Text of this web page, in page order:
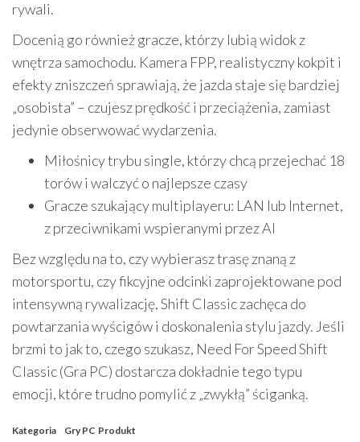
rywali.
Docenią go również gracze, którzy lubią widok z
wnętrza samochodu. Kamera FPP, realistyczny kokpit i
efekty zniszczeń sprawiają, że jazda staje się bardziej
„osobista” – czujesz prędkość i przeciążenia, zamiast
jedynie obserwować wydarzenia.
Miłośnicy trybu single, którzy chcą przejechać 18
torów i walczyć o najlepsze czasy
Gracze szukający multiplayeru: LAN lub Internet,
z przeciwnikami wspieranymi przez AI
Bez względu na to, czy wybierasz trasę znaną z
motorsportu, czy fikcyjne odcinki zaprojektowane pod
intensywną rywalizację, Shift Classic zachęca do
powtarzania wyścigów i doskonalenia stylu jazdy. Jeśli
brzmi to jak to, czego szukasz, Need For Speed Shift
Classic (Gra PC) dostarcza dokładnie tego typu
emocji, które trudno pomylić z „zwykłą” ściganką.
Kategoria Gry PC Produkt